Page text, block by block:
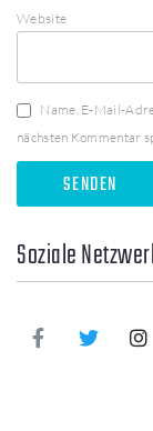
Website
Name, E-Mail-
nächsten Kommentar
Soziale